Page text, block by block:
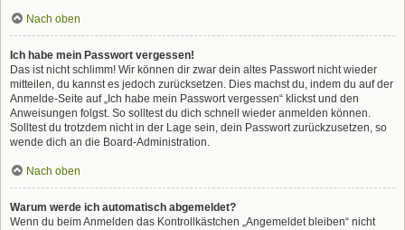
Nach oben
Ich habe mein Passwort vergessen!
Das ist nicht schlimm! Wir können dir zwar dein altes Passwort nicht wieder
mitteilen, du kannst es jedoch zurücksetzen. Dies machst du, indem du auf der
Anmelde-Seite auf „Ich habe mein Passwort vergessen“ klickst und den
Anweisungen folgst. So solltest du dich schnell wieder anmelden können.
Solltest du trotzdem nicht in der Lage sein, dein Passwort zurückzusetzen, so
wende dich an die Board-Administration.
Nach oben
Warum werde ich automatisch abgemeldet?
Wenn du beim Anmelden das Kontrollkästchen „Angemeldet bleiben“ nicht